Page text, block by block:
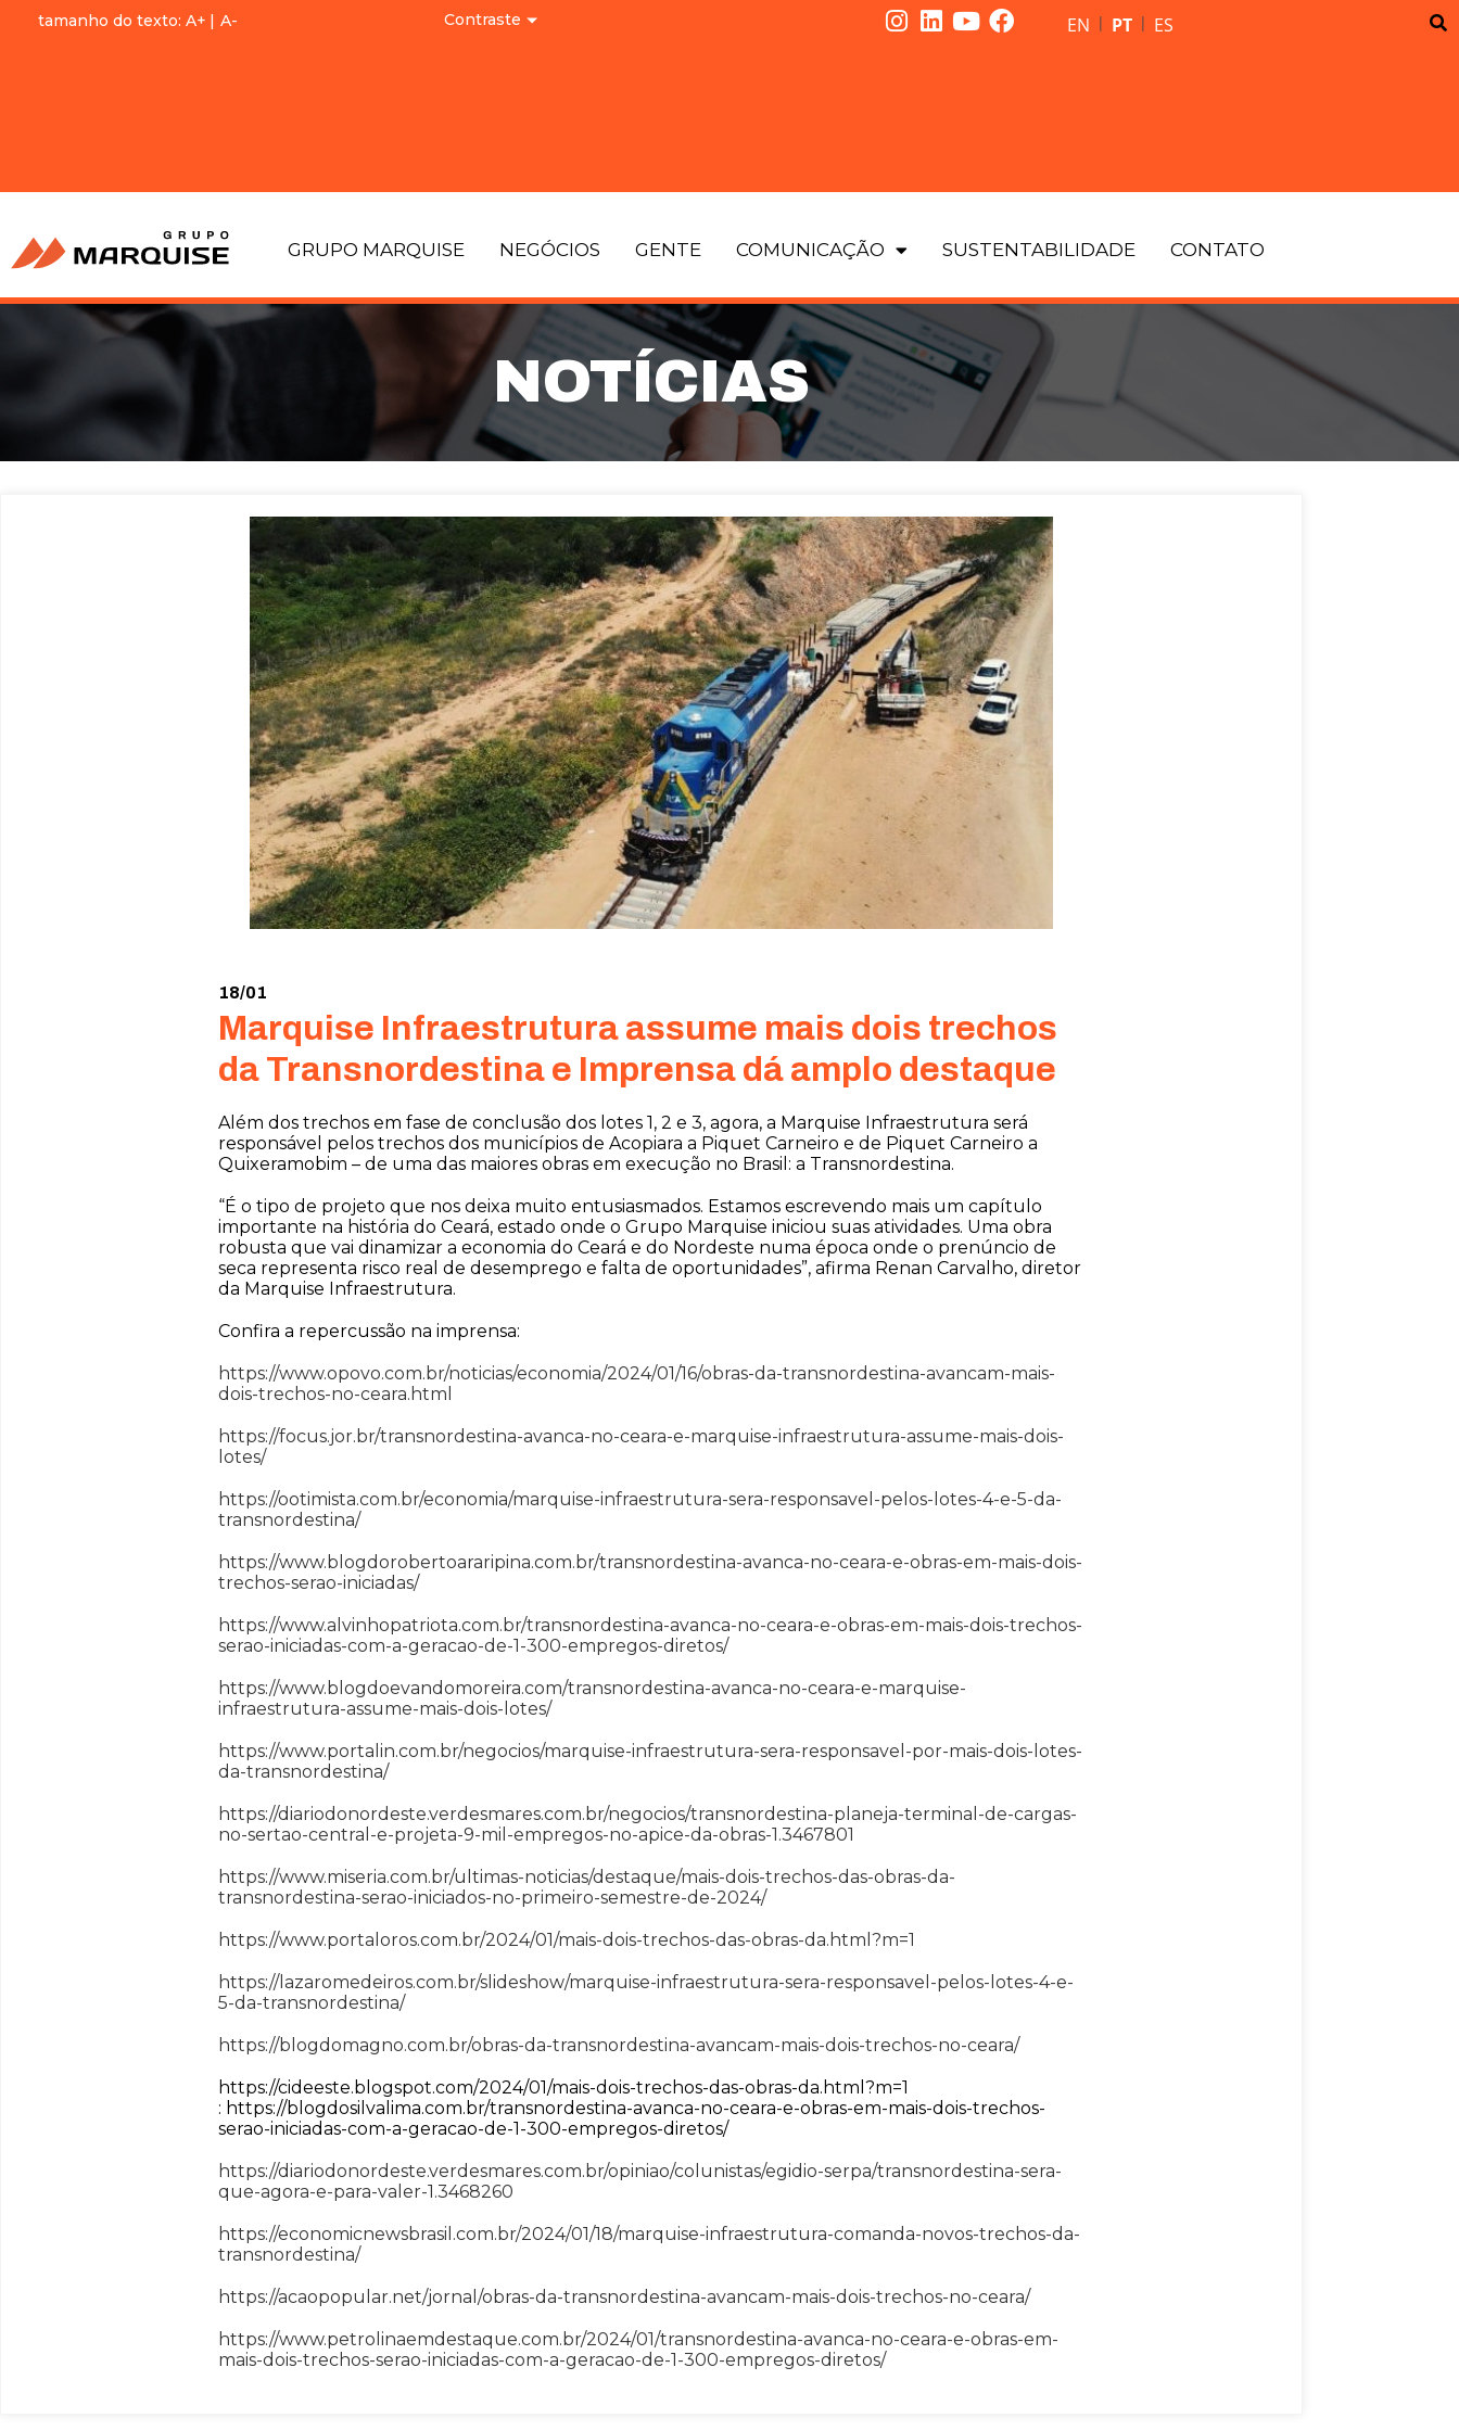
tamanho do texto: A+ | A- Contraste EN | PT | ES
GRUPO MARQUISE NEGÓCIOS GENTE COMUNICAÇÃO SUSTENTABILIDADE CONTATO
NOTÍCIAS
18/01
Marquise Infraestrutura assume mais dois trechos
da Transnordestina e Imprensa dá amplo destaque
Além dos trechos em fase de conclusão dos lotes 1, 2 e 3, agora, a Marquise Infraestrutura será
responsável pelos trechos dos municípios de Acopiara a Piquet Carneiro e de Piquet Carneiro a
Quixeramobim – de uma das maiores obras em execução no Brasil: a Transnordestina.
“É o tipo de projeto que nos deixa muito entusiasmados. Estamos escrevendo mais um capítulo
importante na história do Ceará, estado onde o Grupo Marquise iniciou suas atividades. Uma obra
robusta que vai dinamizar a economia do Ceará e do Nordeste numa época onde o prenúncio de
seca representa risco real de desemprego e falta de oportunidades”, afirma Renan Carvalho, diretor
da Marquise Infraestrutura.
Confira a repercussão na imprensa:
https://www.opovo.com.br/noticias/economia/2024/01/16/obras-da-transnordestina-avancam-mais-
dois-trechos-no-ceara.html
https://focus.jor.br/transnordestina-avanca-no-ceara-e-marquise-infraestrutura-assume-mais-dois-
lotes/
https://ootimista.com.br/economia/marquise-infraestrutura-sera-responsavel-pelos-lotes-4-e-5-da-
transnordestina/
https://www.blogdorobertoararipina.com.br/transnordestina-avanca-no-ceara-e-obras-em-mais-dois-
trechos-serao-iniciadas/
https://www.alvinhopatriota.com.br/transnordestina-avanca-no-ceara-e-obras-em-mais-dois-trechos-
serao-iniciadas-com-a-geracao-de-1-300-empregos-diretos/
https://www.blogdoevandomoreira.com/transnordestina-avanca-no-ceara-e-marquise-
infraestrutura-assume-mais-dois-lotes/
https://www.portalin.com.br/negocios/marquise-infraestrutura-sera-responsavel-por-mais-dois-lotes-
da-transnordestina/
https://diariodonordeste.verdesmares.com.br/negocios/transnordestina-planeja-terminal-de-cargas-
no-sertao-central-e-projeta-9-mil-empregos-no-apice-da-obras-1.3467801
https://www.miseria.com.br/ultimas-noticias/destaque/mais-dois-trechos-das-obras-da-
transnordestina-serao-iniciados-no-primeiro-semestre-de-2024/
https://www.portaloros.com.br/2024/01/mais-dois-trechos-das-obras-da.html?m=1
https://lazaromedeiros.com.br/slideshow/marquise-infraestrutura-sera-responsavel-pelos-lotes-4-e-
5-da-transnordestina/
https://blogdomagno.com.br/obras-da-transnordestina-avancam-mais-dois-trechos-no-ceara/
https://cideeste.blogspot.com/2024/01/mais-dois-trechos-das-obras-da.html?m=1
: https://blogdosilvalima.com.br/transnordestina-avanca-no-ceara-e-obras-em-mais-dois-trechos-
serao-iniciadas-com-a-geracao-de-1-300-empregos-diretos/
https://diariodonordeste.verdesmares.com.br/opiniao/colunistas/egidio-serpa/transnordestina-sera-
que-agora-e-para-valer-1.3468260
https://economicnewsbrasil.com.br/2024/01/18/marquise-infraestrutura-comanda-novos-trechos-da-
transnordestina/
https://acaopopular.net/jornal/obras-da-transnordestina-avancam-mais-dois-trechos-no-ceara/
https://www.petrolinaemdestaque.com.br/2024/01/transnordestina-avanca-no-ceara-e-obras-em-
mais-dois-trechos-serao-iniciadas-com-a-geracao-de-1-300-empregos-diretos/